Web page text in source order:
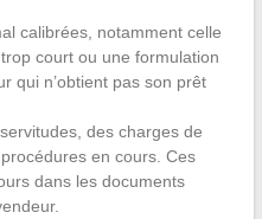
calibrées, notamment celle
court ou une formulation
qui n’obtient pas son prêt
des charges de
en cours. Ces
dans les documents